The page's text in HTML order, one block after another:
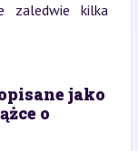
zaledwie kilka
jako
o